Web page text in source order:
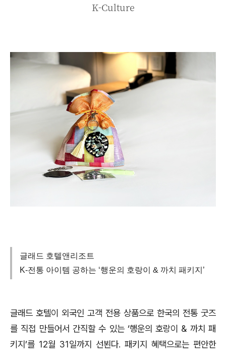
K-Culture
글래드 호텔앤리조트
K-전통 아이템 공하는 ‘행운의 호랑이 & 까치 패키지’
글래드 호텔이 외국인 고객 전용 상품으로 한국의 전통 굿즈
를 직접 만들어서 간직할 수 있는 ‘행운의 호랑이 & 까치 패
키지’를 12월 31일까지 선뵌다. 패키지 혜택으로는 편안한